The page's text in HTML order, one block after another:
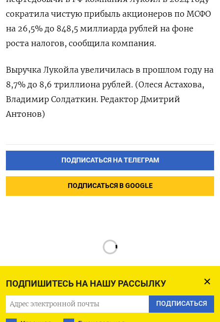
ПОДПИШИТЕСЬ НА НАШУ РАССЫЛКУ
ПОДПИСАТЬСЯ
сократила чистую прибыль акционеров по МСФО
на 26,5% до 848,5 миллиарда рублей на фоне
роста налогов, сообщила компания.
Выручка Лукойла увеличилась в прошлом году на
8,7% до 8,6 триллиона рублей. (Олеся Астахова,
Владимир Солдаткин. Редактор Дмитрий
Антонов)
ПОДПИСАТЬСЯ НА ТЕЛЕГРАМ
ПОДПИСАТЬСЯ В GOOGLE
РУССКАЯ СЛУЖБА